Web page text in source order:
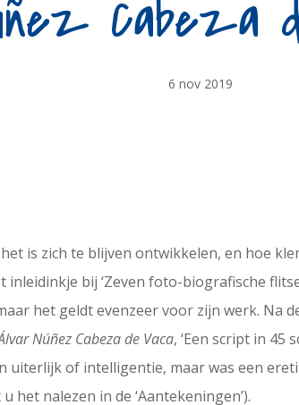
Cabeza
6 nov 2019
is zich te blijven ontwikkelen, en hoe
inleidinkje bij ‘Zeven foto-biografische
het geldt evenzeer voor zijn werk. Na
Núñez Cabeza de Vaca, ‘Een script in 45
uiterlijk of intelligentie, maar was een
het nalezen in de ‘Aantekeningen’).